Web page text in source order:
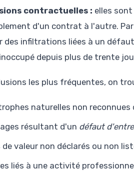
contractuelles : elles
d'un contrat à l'autre.
des infiltrations liées à un
depuis plus de trente
les plus fréquentes, on
naturelles non
résultant d'un défaut
valeur non déclarés ou non
liés à une activité